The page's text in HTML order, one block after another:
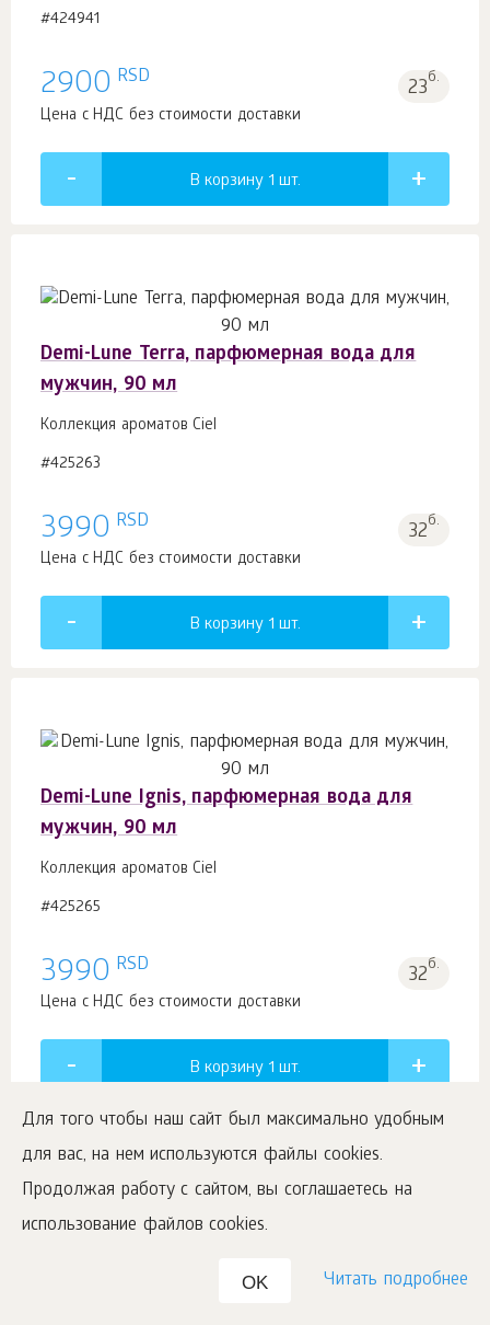
Для того чтобы наш сайт был максимально удобным
для вас, на нем используются файлы cookies.
Продолжая работу с сайтом, вы соглашаетесь на
использование файлов cookies.
OK Читать подробнее
#424941
2900 RSD 23б.
Цена с НДС без стоимости доставки
В корзину 1 шт.
Demi-Lune Terra, парфюмерная вода для
мужчин, 90 мл
Коллекция ароматов Ciel
#425263
3990 RSD 32б.
Цена с НДС без стоимости доставки
В корзину 1 шт.
Demi-Lune Ignis, парфюмерная вода для
мужчин, 90 мл
Коллекция ароматов Ciel
#425265
3990 RSD 32б.
Цена с НДС без стоимости доставки
В корзину 1 шт.
Orange Rose & Vanilla, парфюмерная вода,